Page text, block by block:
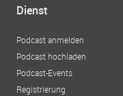
Dienst
Podcast anmelden
Podcast hochladen
Podcast-Events
Registrierung